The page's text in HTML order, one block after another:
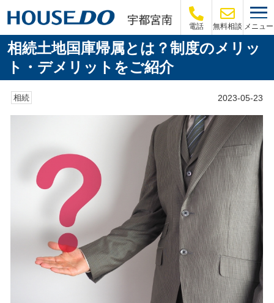
電話 無料相談 メニュー
相続土地国庫帰属とは？制度のメリッ
ト・デメリットをご紹介
相続 2023-05-23